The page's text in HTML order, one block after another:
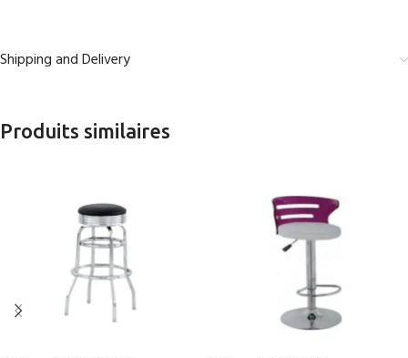
Shipping and Delivery
Produits similaires